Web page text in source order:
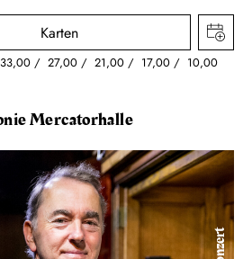
Karten
33,00 27,00 21,00 17,00 10,00
Mercatorhalle
Konzert